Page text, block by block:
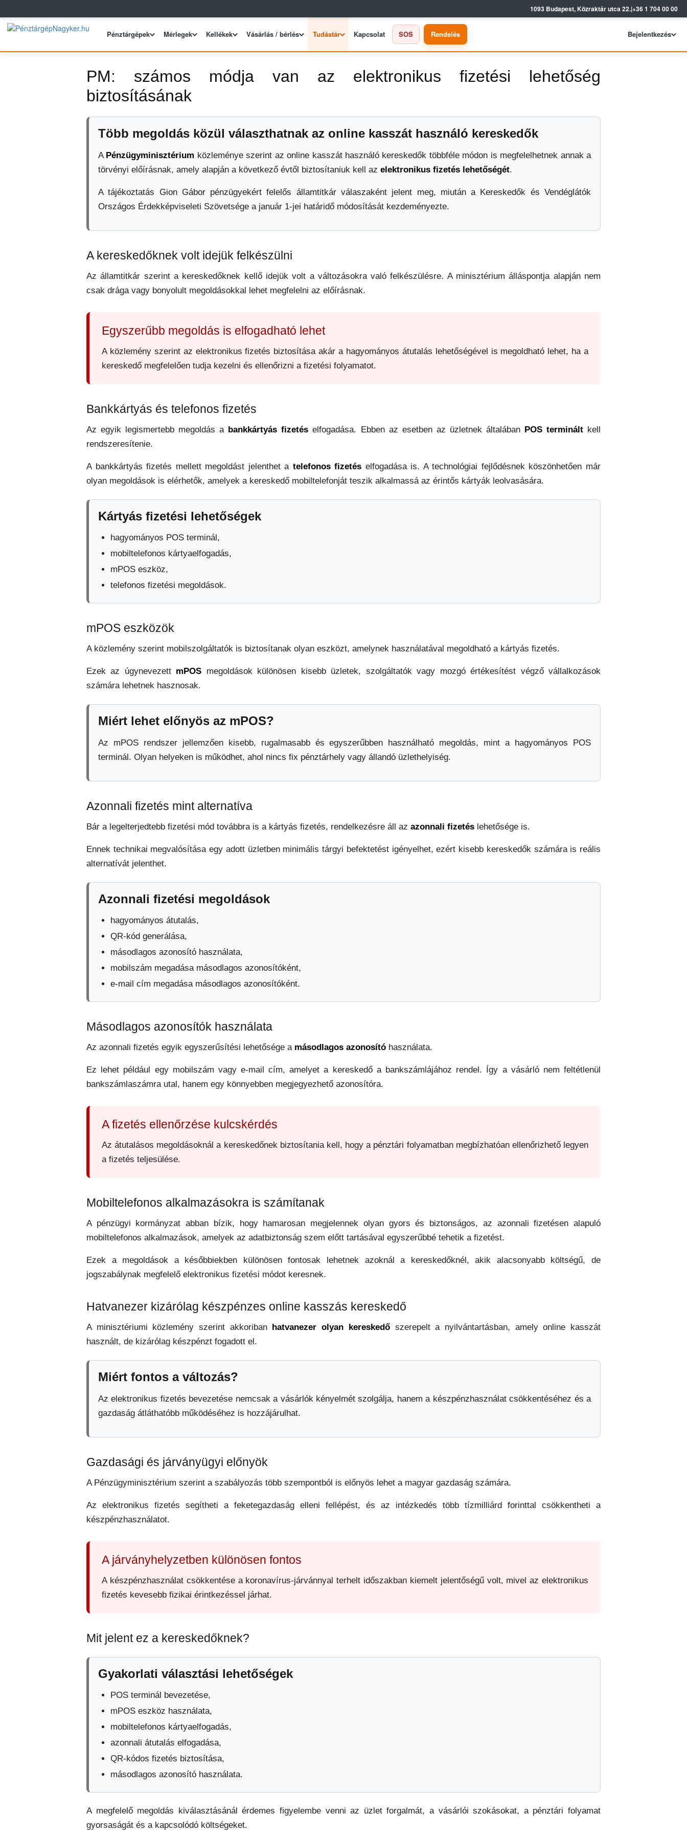
1093 Budapest, Közraktár utca 22.|+36 1 704 00 00
Pénztárgépek Mérlegek Kellékek Vásárlás / bérlés Tudástár Kapcsolat SOS Rendelés Bejelentkezés
PM: számos módja van az elektronikus fizetési lehetőség
biztosításának
Több megoldás közül választhatnak az online kasszát használó kereskedők
A Pénzügyminisztérium közleménye szerint az online kasszát használó kereskedők többféle módon is megfelelhetnek annak a
törvényi előírásnak, amely alapján a következő évtől biztosítaniuk kell az elektronikus fizetés lehetőségét.
A tájékoztatás Gion Gábor pénzügyekért felelős államtitkár válaszaként jelent meg, miután a Kereskedők és Vendéglátók
Országos Érdekképviseleti Szövetsége a január 1-jei határidő módosítását kezdeményezte.
A kereskedőknek volt idejük felkészülni
Az államtitkár szerint a kereskedőknek kellő idejük volt a változásokra való felkészülésre. A minisztérium álláspontja alapján nem
csak drága vagy bonyolult megoldásokkal lehet megfelelni az előírásnak.
Egyszerűbb megoldás is elfogadható lehet
A közlemény szerint az elektronikus fizetés biztosítása akár a hagyományos átutalás lehetőségével is megoldható lehet, ha a
kereskedő megfelelően tudja kezelni és ellenőrizni a fizetési folyamatot.
Bankkártyás és telefonos fizetés
Az egyik legismertebb megoldás a bankkártyás fizetés elfogadása. Ebben az esetben az üzletnek általában POS termináltkell
rendszeresítenie.
A bankkártyás fizetés mellett megoldást jelenthet a telefonos fizetés elfogadása is. A technológiai fejlődésnek köszönhetően már
olyan megoldások is elérhetők, amelyek a kereskedő mobiltelefonját teszik alkalmassá az érintős kártyák leolvasására.
Kártyás fizetési lehetőségek
hagyományos POS terminál,
mobiltelefonos kártyaelfogadás,
mPOS eszköz,
telefonos fizetési megoldások.
mPOS eszközök
A közlemény szerint mobilszolgáltatók is biztosítanak olyan eszközt, amelynek használatával megoldható a kártyás fizetés.
Ezek az úgynevezett mPOS megoldások különösen kisebb üzletek, szolgáltatók vagy mozgó értékesítést végző vállalkozások
számára lehetnek hasznosak.
Miért lehet előnyös az mPOS?
Az mPOS rendszer jellemzően kisebb, rugalmasabb és egyszerűbben használható megoldás, mint a hagyományos POS
terminál. Olyan helyeken is működhet, ahol nincs fix pénztárhely vagy állandó üzlethelyiség.
Azonnali fizetés mint alternatíva
Bár a legelterjedtebb fizetési mód továbbra is a kártyás fizetés, rendelkezésre áll az azonnali fizetés lehetősége is.
Ennek technikai megvalósítása egy adott üzletben minimális tárgyi befektetést igényelhet, ezért kisebb kereskedők számára is reális
alternatívát jelenthet.
Azonnali fizetési megoldások
hagyományos átutalás,
QR-kód generálása,
másodlagos azonosító használata,
mobilszám megadása másodlagos azonosítóként,
e-mail cím megadása másodlagos azonosítóként.
Másodlagos azonosítók használata
Az azonnali fizetés egyik egyszerűsítési lehetősége a másodlagos azonosító használata.
Ez lehet például egy mobilszám vagy e-mail cím, amelyet a kereskedő a bankszámlájához rendel. Így a vásárló nem feltétlenül
bankszámlaszámra utal, hanem egy könnyebben megjegyezhető azonosítóra.
A fizetés ellenőrzése kulcskérdés
Az átutalásos megoldásoknál a kereskedőnek biztosítania kell, hogy a pénztári folyamatban megbízhatóan ellenőrizhető legyen
a fizetés teljesülése.
Mobiltelefonos alkalmazásokra is számítanak
A pénzügyi kormányzat abban bízik, hogy hamarosan megjelennek olyan gyors és biztonságos, az azonnali fizetésen alapuló
mobiltelefonos alkalmazások, amelyek az adatbiztonság szem előtt tartásával egyszerűbbé tehetik a fizetést.
Ezek a megoldások a későbbiekben különösen fontosak lehetnek azoknál a kereskedőknél, akik alacsonyabb költségű, de
jogszabálynak megfelelő elektronikus fizetési módot keresnek.
Hatvanezer kizárólag készpénzes online kasszás kereskedő
A minisztériumi közlemény szerint akkoriban hatvanezer olyan kereskedőszerepelt a nyilvántartásban, amely online kasszát
használt, de kizárólag készpénzt fogadott el.
Miért fontos a változás?
Az elektronikus fizetés bevezetése nemcsak a vásárlók kényelmét szolgálja, hanem a készpénzhasználat csökkentéséhez és a
gazdaság átláthatóbb működéséhez is hozzájárulhat.
Gazdasági és járványügyi előnyök
A Pénzügyminisztérium szerint a szabályozás több szempontból is előnyös lehet a magyar gazdaság számára.
Az elektronikus fizetés segítheti a feketegazdaság elleni fellépést, és az intézkedés több tízmilliárd forinttal csökkentheti a
készpénzhasználatot.
A járványhelyzetben különösen fontos
A készpénzhasználat csökkentése a koronavírus-járvánnyal terhelt időszakban kiemelt jelentőségű volt, mivel az elektronikus
fizetés kevesebb fizikai érintkezéssel járhat.
Mit jelent ez a kereskedőknek?
Gyakorlati választási lehetőségek
POS terminál bevezetése,
mPOS eszköz használata,
mobiltelefonos kártyaelfogadás,
azonnali átutalás elfogadása,
QR-kódos fizetés biztosítása,
másodlagos azonosító használata.
A megfelelő megoldás kiválasztásánál érdemes figyelembe venni az üzlet forgalmát, a vásárlói szokásokat, a pénztári folyamat
gyorsaságát és a kapcsolódó költségeket.